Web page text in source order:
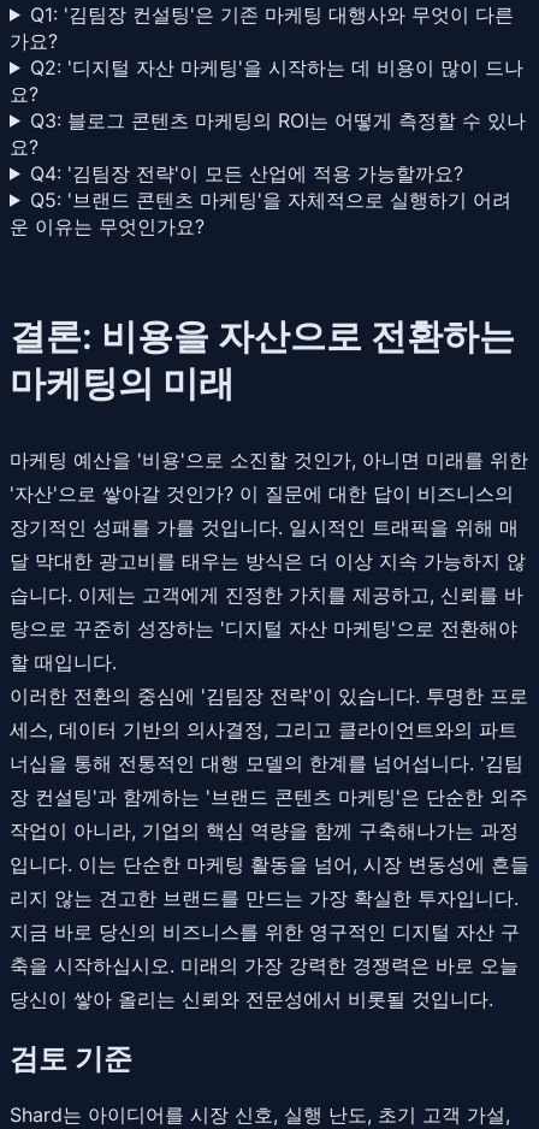
Q1: '김팀장 컨설팅'은 기존 마케팅 대행사와 무엇이 다른
가요?
Q2: '디지털 자산 마케팅'을 시작하는 데 비용이 많이 드나
요?
Q3: 블로그 콘텐츠 마케팅의 ROI는 어떻게 측정할 수 있나
요?
Q4: '김팀장 전략'이 모든 산업에 적용 가능할까요?
Q5: '브랜드 콘텐츠 마케팅'을 자체적으로 실행하기 어려
운 이유는 무엇인가요?
결론: 비용을 자산으로 전환하는
마케팅의 미래
마케팅 예산을 '비용'으로 소진할 것인가, 아니면 미래를 위한
'자산'으로 쌓아갈 것인가? 이 질문에 대한 답이 비즈니스의
장기적인 성패를 가를 것입니다. 일시적인 트래픽을 위해 매
달 막대한 광고비를 태우는 방식은 더 이상 지속 가능하지 않
습니다. 이제는 고객에게 진정한 가치를 제공하고, 신뢰를 바
탕으로 꾸준히 성장하는 '디지털 자산 마케팅'으로 전환해야
할 때입니다.
이러한 전환의 중심에 '김팀장 전략'이 있습니다. 투명한 프로
세스, 데이터 기반의 의사결정, 그리고 클라이언트와의 파트
너십을 통해 전통적인 대행 모델의 한계를 넘어섭니다. '김팀
장 컨설팅'과 함께하는 '브랜드 콘텐츠 마케팅'은 단순한 외주
작업이 아니라, 기업의 핵심 역량을 함께 구축해나가는 과정
입니다. 이는 단순한 마케팅 활동을 넘어, 시장 변동성에 흔들
리지 않는 견고한 브랜드를 만드는 가장 확실한 투자입니다.
지금 바로 당신의 비즈니스를 위한 영구적인 디지털 자산 구
축을 시작하십시오. 미래의 가장 강력한 경쟁력은 바로 오늘
당신이 쌓아 올리는 신뢰와 전문성에서 비롯될 것입니다.
검토 기준
Shard는 아이디어를 시장 신호, 실행 난도, 초기 고객 가설,